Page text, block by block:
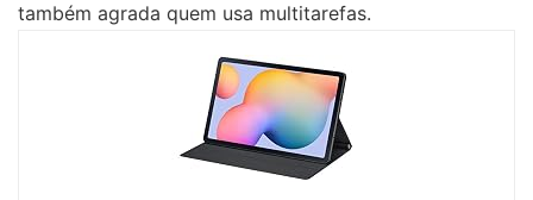
também agrada quem usa multitarefas.